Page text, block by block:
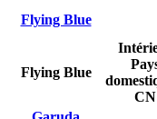
Flying Blue
Flying Blue
CN